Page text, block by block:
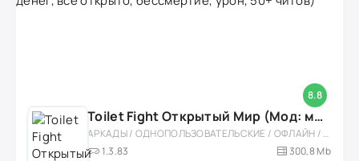
8.8
Toilet Fight Открытый Мир (Мод: много чипов, денег, все открыто, бессмертие, урон, 50+ читов)
АРКАДЫ / ОДНОПОЛЬЗОВАТЕЛЬСКИЕ / ОФЛАЙН / МОД / РОЛЕВЫЕ / ШУТЕРЫ / ОТКРЫТЫЙ МИР / ВСТРОЕННЫЙ КЕШ / 3D / ЭКШЕНЫ / ТУАЛЕТНЫЕ ВОЙНЫ / ДЛЯ ДЕТЕЙ
1.3.83
300,8 Mb